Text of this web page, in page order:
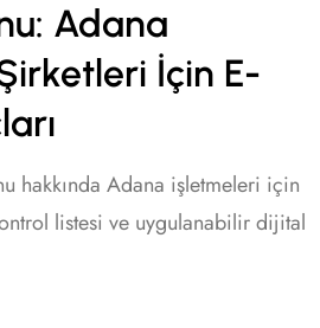
Adana
İçin E-
hakkında Adana işletmeleri için
listesi ve uygulanabilir dijital